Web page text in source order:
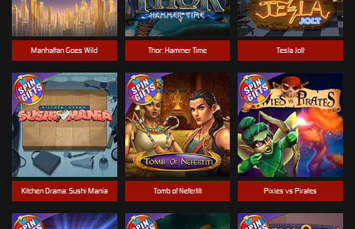
Manhattan Goes Wild
Tomb of Nefertiti
Tesla Jolt
Kitchen Drama: Sushi Mania Pixies vs Pirates
Thor: Hammer Time